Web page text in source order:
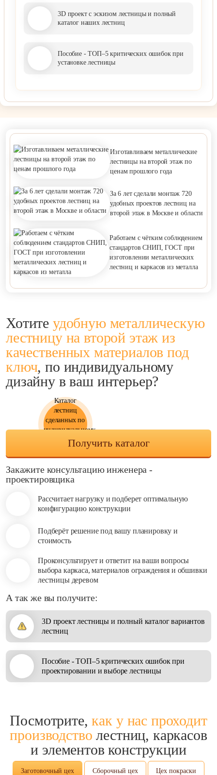
3D проект с эскизом лестницы и полный
каталог наших лестниц
Пособие - ТОП–5 критических ошибок при
установке лестницы
Изготавливаем металлические
лестницы на второй этаж по
ценам прошлого года
За 6 лет сделали монтаж 720
удобных проектов лестниц на
второй этаж в Москве и области
Работаем с чётким соблюдением
стандартов СНИП, ГОСТ при
изготовлении металлических
лестниц и каркасов из металла
Хотите удобную металлическую
лестницу на второй этаж из
качественных материалов под
ключ, по индивидуальному
дизайну в ваш интерьер?
Каталог
лестниц
сделанных по
индивидуальному
заказу!Получить каталог
Закажите консультациюинженера -
проектировщика
Рассчитает нагрузку и подберет оптимальную
конфигурацию конструкции
Подберёт решение под вашу планировку и
стоимость
Проконсультирует и ответит на ваши вопросы
выбора каркаса, материалов ограждения и обшивки
лестницы деревом
А так же вы получите:
3D проект лестницы и полный каталог вариантов
лестниц
Пособие - ТОП–5 критических ошибок при
проектировании и выборе лестницы
Посмотрите,как у нас проходит
производство лестниц, каркасов
и элементов конструкции
Заготовочный цех Сборочный цех Цех покраски